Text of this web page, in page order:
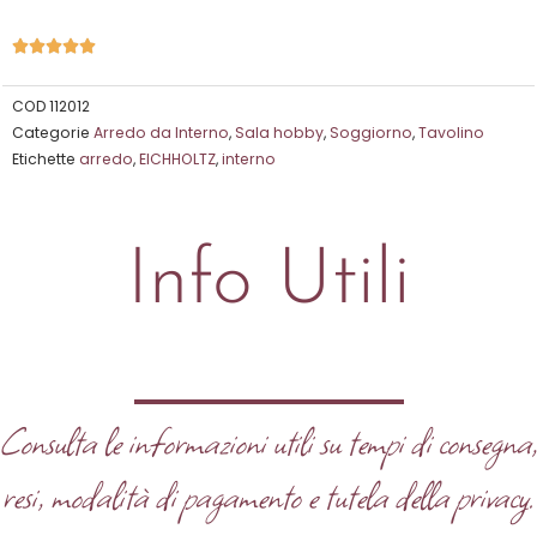
Valutazione
5
COD112012
Categorie Arredo da Interno,Sala hobby,Soggiorno,Tavolino
Etichette arredo,EICHHOLTZ,interno
Info Utili
Consulta le informazioni utili su tempi di consegna,
resi, modalità di pagamento e tutela della privacy.